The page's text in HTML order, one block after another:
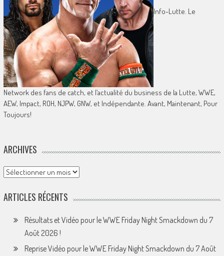
Info-Lutte. Le
Network des fans de catch, et l’actualité du business de la Lutte, WWE,
AEW, Impact, ROH, NJPW, GNW, et Indépendante. Avant, Maintenant, Pour
Toujours!
ARCHIVES
Archives
ARTICLES RÉCENTS
Résultats et Vidéo pour le WWE Friday Night Smackdown du 7
Août 2026 !
Reprise Vidéo pour le WWE Friday Night Smackdown du 7 Août